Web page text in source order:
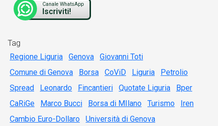
Canale WhatsApp
Iscriviti!
Tag
Regione Liguria
Genova
Giovanni Toti
Comune di Genova
Borsa CoViD Liguria
Petrolio
Spread
Leonardo Fincantieri Quotate Liguria
Bper
CaRiGe
Marco Bucci Borsa di MIlano Turismo
Iren
Cambio Euro-Dollaro
Università di Genova